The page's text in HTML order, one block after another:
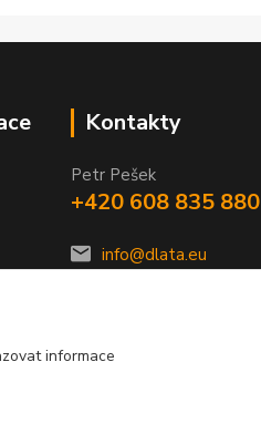
Kontakty
Petr Pešek
+420 608 835 880
info@dlata.eu
informace